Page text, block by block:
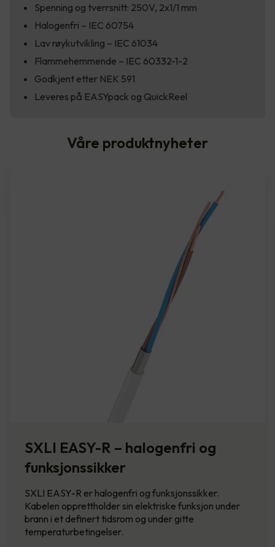
Spenning og tverrsnitt: 250V, 2x1/1 mm
Halogenfri – IEC 60754
Lav røykutvikling – IEC 61034
Flammehemmende – IEC 60332-1-2
Godkjent etter NEK 591
Leveres på EASYpack og QuickReel
Våre produktnyheter
SXLI EASY-R – halogenfri og
funksjonssikker
SXLI EASY-R er halogenfri og funksjonssikker.
Kabelen opprettholder sin elektriske funksjon under
brann i et definert tidsrom og under gitte
temperaturbetingelser.